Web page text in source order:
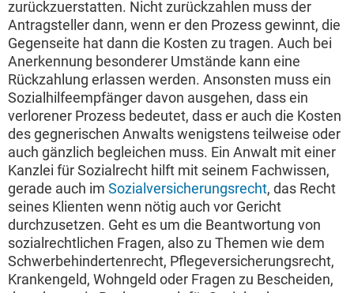
zurückzuerstatten. Nicht zurückzahlen muss der
Antragsteller dann, wenn er den Prozess gewinnt, die
Gegenseite hat dann die Kosten zu tragen. Auch bei
Anerkennung besonderer Umstände kann eine
Rückzahlung erlassen werden. Ansonsten muss ein
Sozialhilfeempfänger davon ausgehen, dass ein
verlorener Prozess bedeutet, dass er auch die Kosten
des gegnerischen Anwalts wenigstens teilweise oder
auch gänzlich begleichen muss. Ein Anwalt mit einer
Kanzlei für Sozialrecht hilft mit seinem Fachwissen,
gerade auch im Sozialversicherungsrecht, das Recht
seines Klienten wenn nötig auch vor Gericht
durchzusetzen. Geht es um die Beantwortung von
sozialrechtlichen Fragen, also zu Themen wie dem
Schwerbehindertenrecht, Pflegeversicherungsrecht,
Krankengeld, Wohngeld oder Fragen zu Bescheiden,